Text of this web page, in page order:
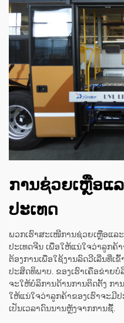
ການຊ່ວຍເຫຼືອແ
ປະເທດ
ພວກເຮົາສະເໜີການຊ່ວຍເຫຼືອແລ
ປະເທດຈີນ ເພື່ອໃຫ້ແນ່ໃຈວ່າລູກຄ້
ຕ້ອງການເພື່ອໃຊ້ງານລົດວີເລີ່ນທີ່ເ
ປະສິດທິພາບ. ຂອງເຮົາເຄືອຂ່າຍ
ຈະໃຫ້ບໍລິການດ້ານການຕິດຕັ້ງ ກ
ໃຫ້ແນ່ໃຈວ່າລູກຄ້າຂອງເຮົາຈະມີ
ເປັນເວລາດົນນານຫຼັງຈາກການຊື້.